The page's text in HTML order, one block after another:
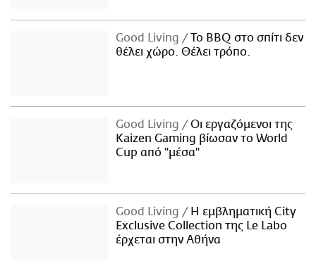
Good Living
Το BBQ στο σπίτι δεν
θέλει χώρο. Θέλει τρόπο.
Good Living
Οι εργαζόμενοι της
Kaizen Gaming βίωσαν το World
Cup από "μέσα"
Good Living
Η εμβληματική City
Exclusive Collection της Le Labo
έρχεται στην Αθήνα